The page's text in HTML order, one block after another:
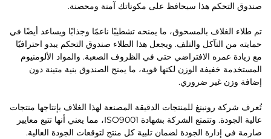
صندوق التحكم هذا سيحافظ على مكوناتك آمنة ومحصنة.
تم طلاء الغلاف بالمسحوق، ما يمنحه تشطيبًا ناعمًا وجذابًا ويساعد أيضًا في
حمايته من التآكل والتلف. ويجعل هذا الطلاء صندوق التحكم يبدو احترافيًا
مع زيادة عمره الافتراضي حتى في الظروف الصعبة. والمواد الألومنيوم
المستخدمة خفيفة الوزن لكنها قوية، ما يمنح الصندوق بنية متينة دون
إضافة وزن غير ضروري.
تُعرف شركة رونبنغ للمنتجات الدقيقة المصنعة لهذا الغلاف بإنتاجها منتجات
عالية الجودة. وتتمتع الشركة بشهادة ISO9001، مما يعني أنها تتبع معايير
صارمة في إدارة الجودة لضمان تلبية كل منتج لتوقعات الجودة العالية.